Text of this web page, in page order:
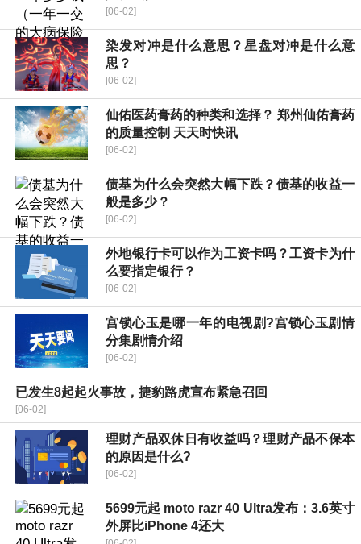
[06-02]
染发对冲是什么意思？星盘对冲是什么意
思？
[06-02]
仙佑医药膏药的种类和选择？ 郑州仙佑膏药
的质量控制 天天时快讯
[06-02]
债基为什么会突然大幅下跌？债基的收益一
般是多少？
[06-02]
外地银行卡可以作为工资卡吗？工资卡为什
么要指定银行？
[06-02]
宫锁心玉是哪一年的电视剧?宫锁心玉剧情
分集剧情介绍
[06-02]
已发生8起起火事故，捷豹路虎宣布紧急召回
[06-02]
理财产品双休日有收益吗？理财产品不保本
的原因是什么?
[06-02]
5699元起 moto razr 40 Ultra发布：3.6英寸
外屏比iPhone 4还大